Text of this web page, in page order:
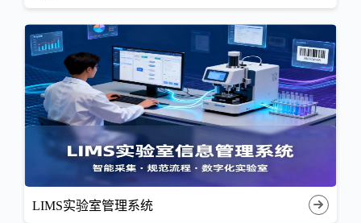
LIMS实验室管理系统